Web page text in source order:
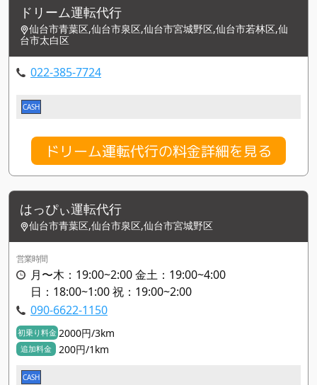
ドリーム運転代行
仙台市青葉区,仙台市泉区,仙台市宮城野区,仙台市若林区,仙
台市太白区
022-385-7724
CASH
ドリーム運転代行の料金詳細を見る
はっぴぃ運転代行
仙台市青葉区,仙台市泉区,仙台市宮城野区
営業時間
月〜木：19:00~2:00 金土：19:00~4:00
日：18:00~1:00 祝：19:00~2:00
090-6622-1150
初乗り料金 2000円/3km
追加料金 200円/1km
CASH